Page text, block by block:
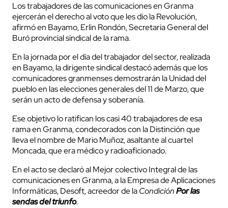
Los trabajadores de las comunicaciones en Granma
ejercerán el derecho al voto que les dio la Revolución,
afirmó en Bayamo, Erlin Rondón, Secretaria General del
Buró provincial sindical de la rama.
En la jornada por el día del trabajador del sector, realizada
en Bayamo, la dirigente sindical destacó además que los
comunicadores granmenses demostrarán la Unidad del
pueblo en las elecciones generales del 11 de Marzo, que
serán un acto de defensa y soberanía.
Ese objetivo lo ratifican los casi 40 trabajadores de esa
rama en Granma, condecorados con la Distinción que
lleva el nombre de Mario Muñoz, asaltante al cuartel
Moncada, que era médico y radioaficionado.
En el acto se declaró al Mejor colectivo Integral de las
comunicaciones en Granma, a la Empresa de Aplicaciones
Informáticas, Desoft, acreedor de laCondiciónPor las
sendas del triunfo.